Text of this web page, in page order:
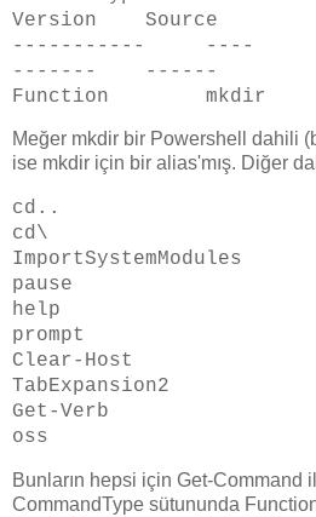
Version Source
------- ------
Function mkdir
Meğer mkdir bir Powershell dahili
ise mkdir için bir alias'mış. Diğer
cd..
cd\
ImportSystemModules
pause
help
prompt
Clear-Host
TabExpansion2
Get-Verb
oss
Bunların hepsi için Get-Command
CommandType sütununda